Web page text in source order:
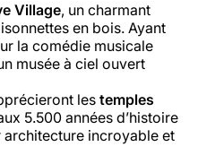
Village, un charmant
en bois. Ayant
la comédie musicale
musée à ciel ouvert
les temples
5.500 années d’histoire
incroyable et